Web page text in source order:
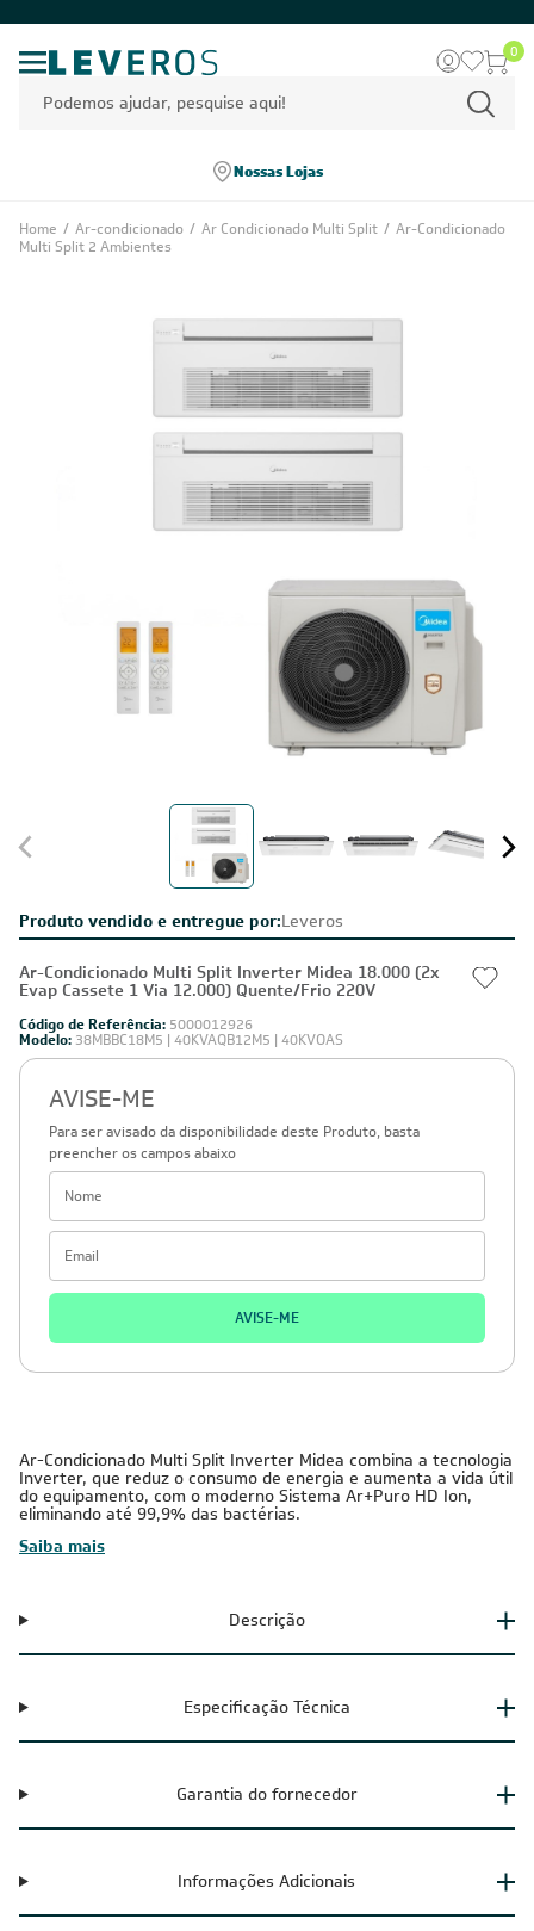
0
Nossas Lojas
Home / Ar-condicionado / Ar Condicionado Multi Split / Ar-Condicionado
Multi Split 2 Ambientes
Produto vendido e entregue por:Leveros
Ar-Condicionado Multi Split Inverter Midea 18.000 (2x
Evap Cassete 1 Via 12.000) Quente/Frio 220V
Código de Referência: 5000012926
Modelo: 38MBBC18M5 | 40KVAQB12M5 | 40KVOAS
AVISE-ME
Para ser avisado da disponibilidade deste Produto, basta
preencher os campos abaixo
AVISE-ME
Ar-Condicionado Multi Split Inverter Midea combina a tecnologia
Inverter, que reduz o consumo de energia e aumenta a vida útil
do equipamento, com o moderno Sistema Ar+Puro HD Ion,
eliminando até 99,9% das bactérias.
Saiba mais
Descrição
Especificação Técnica
Garantia do fornecedor
Informações Adicionais